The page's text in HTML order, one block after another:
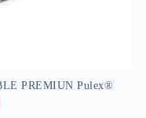
PREMIUN Pulex®